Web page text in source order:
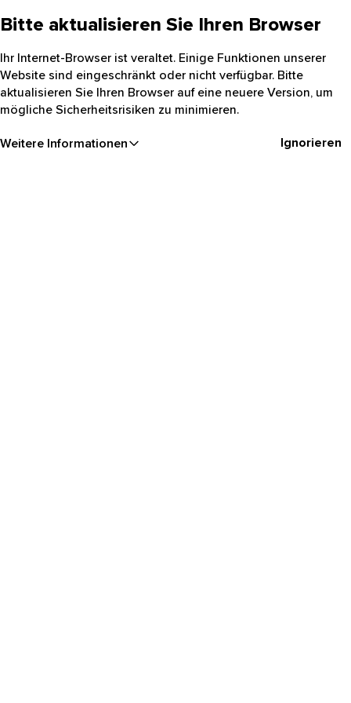
Bitte aktualisieren Sie Ihren Browser
Ihr Internet-Browser ist veraltet. Einige Funktionen unserer
Website sind eingeschränkt oder nicht verfügbar. Bitte
aktualisieren Sie Ihren Browser auf eine neuere Version, um
mögliche Sicherheitsrisiken zu minimieren.
Weitere Informationen Ignorieren